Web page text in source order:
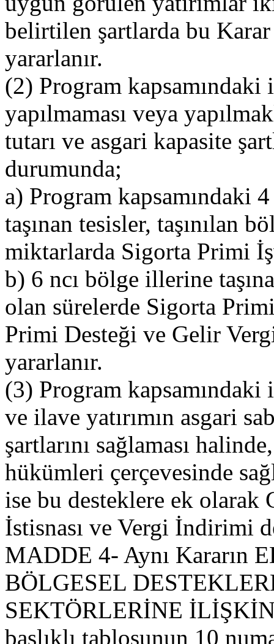
belirtilen şartlarda bu Karar
yararlanır.
(2) Program kapsamındaki
yapılmaması veya
tutarı ve asgari kapasite
durumunda;
a) Program kapsamındaki
taşınan tesisler, taşınılan
miktarlarda Sigorta Primi
b) 6 ncı bölge illerine
olan sürelerde Sigorta
Primi Desteği ve Gelir
yararlanır.
(3) Program kapsamındaki
ve ilave yatırımın asgari
şartlarını sağlaması
hükümleri çerçevesinde
ise bu desteklere ek
İstisnası ve Vergi İndirimi
MADDE 4- Aynı Kararın
BÖLGESEL
SEKTÖRLERİNE
başlıklı tablosunun 10